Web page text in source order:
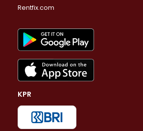
Rentfix.com
KPR